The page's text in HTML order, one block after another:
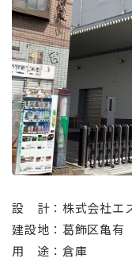
設 計：株式会社エ
建設地：葛飾区亀有
用 途：倉庫